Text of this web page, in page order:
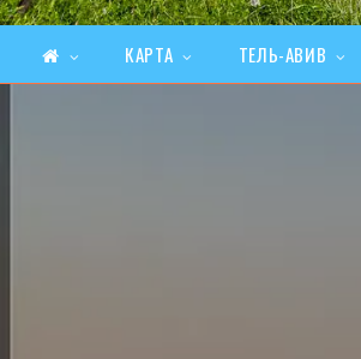
КАРТА ТЕЛЬ-АВИВ